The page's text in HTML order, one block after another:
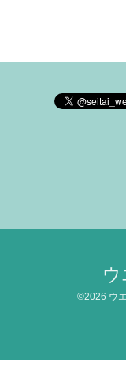
ウ
©2026 ウ